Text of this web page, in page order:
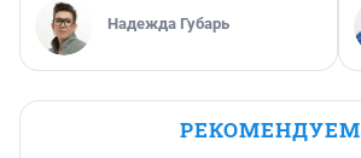
Надежда Губарь
РЕКОМЕНДУЕМ